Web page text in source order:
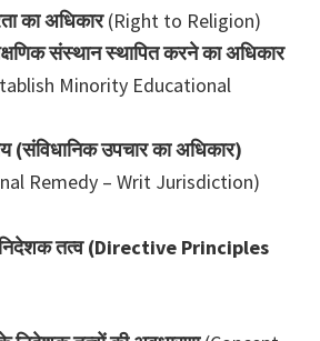
का अधिकार(Right to Religion)
संस्थान स्थापित करने का अधिकार
Minority Educational
(संविधानिक उपचार का अधिकार)
Remedy – Writ Jurisdiction)
निदेशक तत्व (Directive Principles